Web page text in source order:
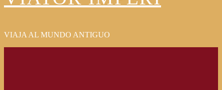
VIAJA AL MUNDO ANTIGUO